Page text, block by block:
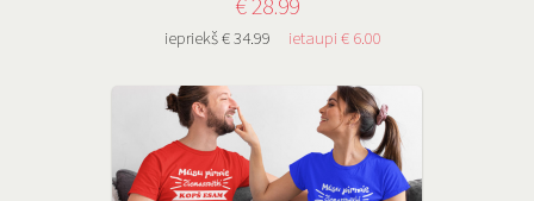
iepriekš € 34.99 ietaupi € 6.00